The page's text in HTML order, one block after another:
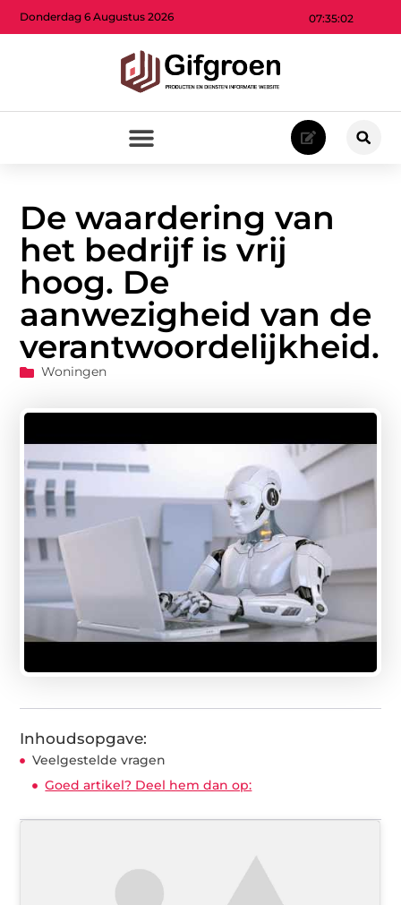
07:35:03
Donderdag 6 Augustus 2026
De waardering van
het bedrijf is vrij
hoog. De
aanwezigheid van de
verantwoordelijkheid.
Woningen
Inhoudsopgave:
Veelgestelde vragen
Goed artikel? Deel hem dan op: